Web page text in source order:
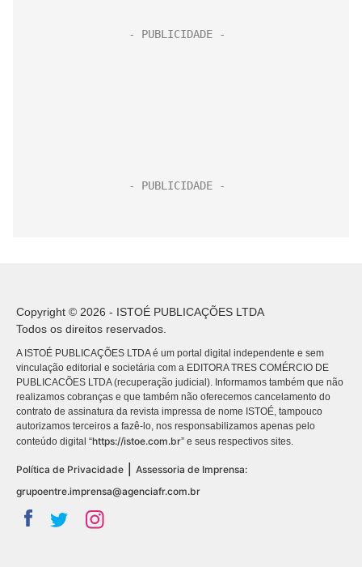
Copyright © 2026 - ISTOÉ PUBLICAÇÕES LTDA
Todos os direitos reservados.
A ISTOÉ PUBLICAÇÕES LTDA é um portal digital independente e sem
vinculação editorial e societária com a EDITORA TRES COMÉRCIO DE
PUBLICACÕES LTDA (recuperação judicial). Informamos também que não
realizamos cobranças e que também não oferecemos cancelamento do
contrato de assinatura da revista impressa de nome ISTOÉ, tampouco
autorizamos terceiros a fazê-lo, nos responsabilizamos apenas pelo
conteúdo digital “https://istoe.com.br” e seus respectivos sites.
Política de Privacidade
Assessoria de Imprensa:
grupoentre.imprensa@agenciafr.com.br